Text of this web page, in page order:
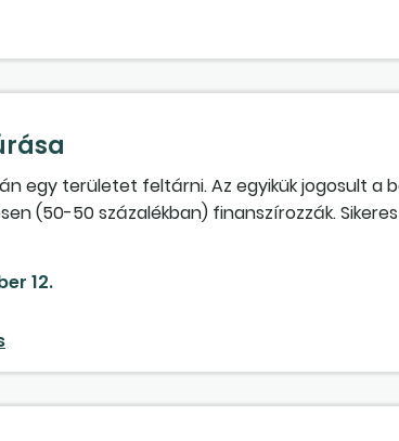
egy területet feltárni. Az egyikük jogosult a
(50-50 százalékban) finanszírozzák.
és külön értékesítik. Melyik társaság
Az üzemeltetés során hogyan
ha a kutatási engedély jogosultja nem
12.